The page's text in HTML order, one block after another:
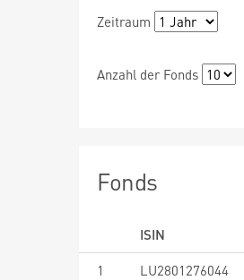
Zeitraum
Anzahl der Fonds
Fonds
ISIN
1
LU2801276044